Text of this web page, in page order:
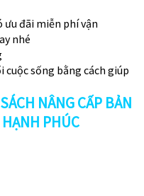
ưu đãi miễn phí vận
nhé
cuộc sống bằng cách giúp
NÂNG CẤP BẢN
PHÚC